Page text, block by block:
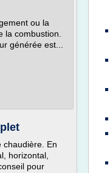
ou la
combustion.
générée est...
chaudière. En
horizontal,
pour